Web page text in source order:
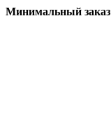
Минимальный заказ